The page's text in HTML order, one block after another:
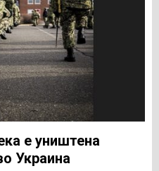
е уништена
Украина